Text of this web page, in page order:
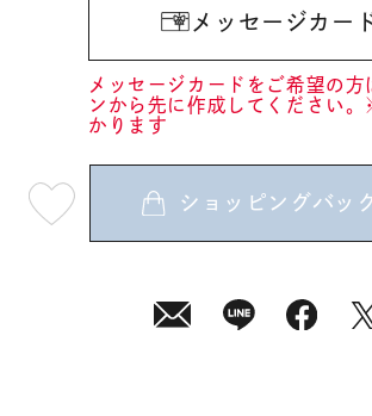
メッセージカー
メッセージカードをご希望の方
ンから先に作成してください
かります
08
ショッピングバッ